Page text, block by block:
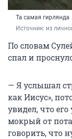
Та самая гирлянда
Источник: из
По словам
спал и
— Я услышал
как Иисус»,
увидел, что
мокрый от
говорить, что